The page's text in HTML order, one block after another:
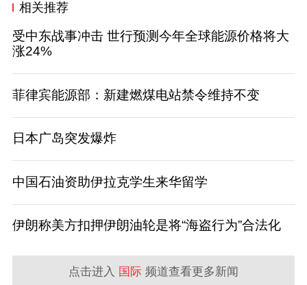
相关推荐
受中东战事冲击 世行预测今年全球能源价格将大
涨24%
菲律宾能源部：新建燃煤电站禁令维持不变
日本广岛突发爆炸
中国石油资助伊拉克学生来华留学
伊朗称美方扣押伊朗油轮是将“海盗行为”合法化
点击进入 国际 频道查看更多新闻